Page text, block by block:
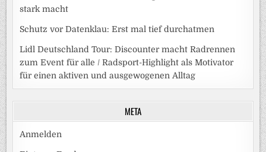
stark macht
Schutz vor Datenklau: Erst mal tief durchatmen
Lidl Deutschland Tour: Discounter macht Radrennen
zum Event für alle / Radsport-Highlight als Motivator
für einen aktiven und ausgewogenen Alltag
META
Anmelden